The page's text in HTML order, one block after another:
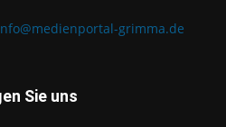
grimma.de
Sie uns